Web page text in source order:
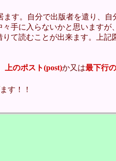
ます。自分で出版者を遣り、自
手に入らないかと思いますが、
りて読むことが出来ます。上
上のポスト(post)か又は最下行
す！！